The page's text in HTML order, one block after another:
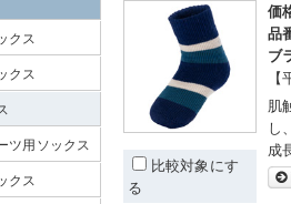
比較対象にす
る
価
品
ブ
肌
し
成
クス
クス
ツ用ソックス
クス